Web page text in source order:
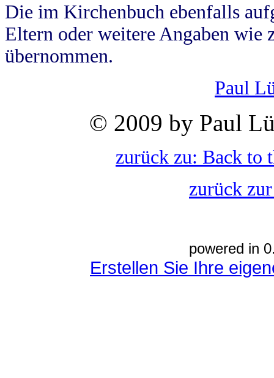
Die im Kirchenbuch ebenfalls
Eltern oder weitere Angaben wie
übernommen.
Paul
© 2009 by Paul
zurück zu: Back to
zurück
powered in
Erstellen Sie Ihre